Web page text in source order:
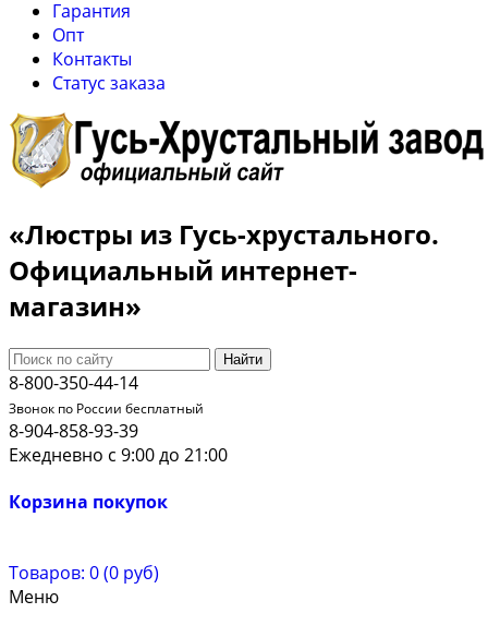
Гарантия
Опт
Контакты
Cтатус заказа
«Люстры из Гусь-хрустального.
Официальный интернет-
магазин»
Найти
8-800-350-44-14
Звонок по России бесплатный
8-904-858-93-39
Ежедневно с 9:00 до 21:00
Корзина покупок
Товаров: 0 (0 руб)
Меню